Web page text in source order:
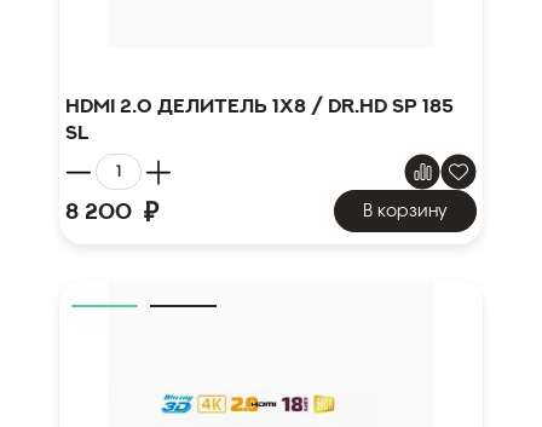
HDMI 2.0 делитель 1x8 / Dr.HD SP 185
SL
8 200 ₽ В корзину